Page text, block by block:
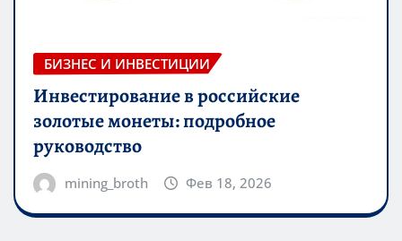
БИЗНЕС И ИНВЕСТИЦИИ
Инвестирование в российские
золотые монеты: подробное
руководство
mining_broth Фев 18, 2026